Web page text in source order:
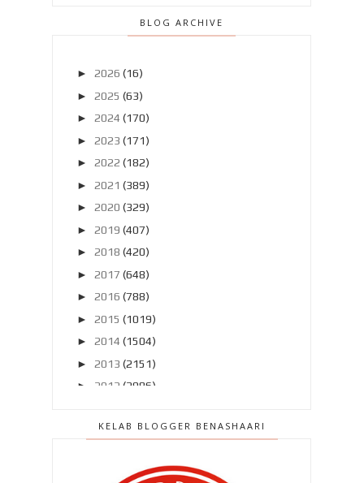
BLOG ARCHIVE
► 2026 (16)
► 2025 (63)
► 2024 (170)
► 2023 (171)
► 2022 (182)
► 2021 (389)
► 2020 (329)
► 2019 (407)
► 2018 (420)
► 2017 (648)
► 2016 (788)
► 2015 (1019)
► 2014 (1504)
► 2013 (2151)
► 2012 (2986)
►Disember 2011(303)
Oktober 2011(418)
KELAB BLOGGER BENASHAARI